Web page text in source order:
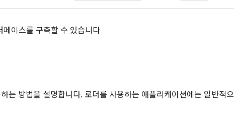
이스를 구축할 수 있습니다
는 방법을 설명합니다. 로더를 사용하는 애플리케이션에는 일반적으